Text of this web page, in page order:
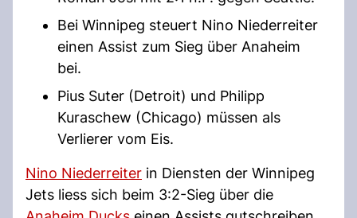
Bei Winnipeg steuert Nino Niederreiter
einen Assist zum Sieg über Anaheim
bei.
Pius Suter (Detroit) und Philipp
Kuraschew (Chicago) müssen als
Verlierer vom Eis.
Nino Niederreiter in Diensten der Winnipeg
Jets liess sich beim 3:2-Sieg über die